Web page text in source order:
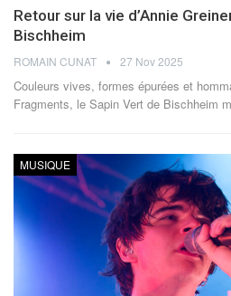
Retour sur la vie d’Annie
Bischheim
ROMAIN CUNAT 27 Nov 2025
Couleurs vives, formes épurées et
Fragments, le Sapin Vert de Bischheim
MUSIQUE